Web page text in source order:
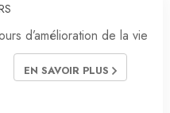
d’amélioration de la vie
EN SAVOIR PLUS